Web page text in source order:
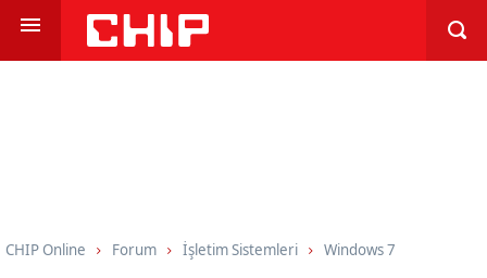
CHIP Online Forum İşletim Sistemleri Windows 7